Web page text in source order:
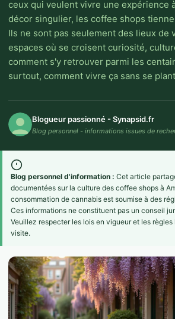
ceux qui veulent vivre une expérience
décor singulier, les coffee shops
Ils ne sont pas seulement des lieux de
espaces où se croisent curiosité,
comment s'y retrouver parmi les
surtout, comment vivre ça sans se
Blogueur passionné - Synapsid.fr
Blog personnel - informations issues de
Blog personnel d'information : Cet article
documentées sur la culture des coffee shops à
consommation de cannabis est soumise à des
Ces informations ne constituent pas un conseil
Veuillez respecter les lois en vigueur et les
visite.